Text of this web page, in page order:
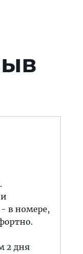
в номере,
2 дня